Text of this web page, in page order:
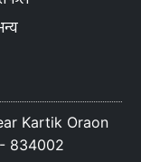
Kartik Oraon
834002